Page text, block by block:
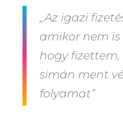
„Az igazi
amikor nem is
hogy
simán ment
folyamat”